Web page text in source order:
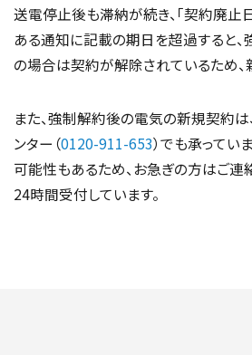
送電停止後も滞納が続き、「契約廃止
ある通知に記載の期日を超過すると、
の場合は契約が解除されているため、
また、強制解約後の電気の新規契約
ンター（0120-911-653）でも承ってい
可能性もあるため、お急ぎの方はご連
24時間受付しています。